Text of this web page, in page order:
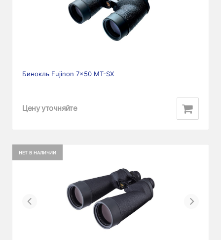
Бинокль Fujinon 7x50 MT-SX
Цену уточняйте
НЕТ В НАЛИЧИИ
Previous Next